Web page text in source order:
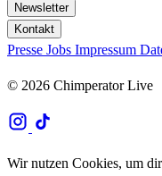
Newsletter
Kontakt
Presse Jobs Impressum
© 2026 Chimperator Live
Wir nutzen Cookies, um